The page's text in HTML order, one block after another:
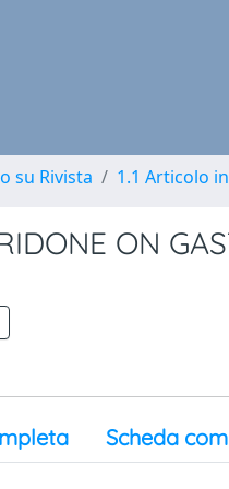
su Rivista 1.1 Articolo
ON
Scheda